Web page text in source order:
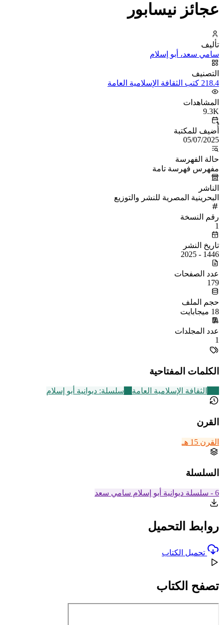
عجائز نيسابور
تأليف
سامي سعد، أبو إسلام
التصنيف
218.4 كتب الثقافة الإسلامية العامة
المشاهدات
9.3K
أُضيف للمكتبة
05/07/2025
حالة الفهرسة
مفهرس فهرسة تامة
الناشر
البحرينية المصرية للنشر والتوزيع
رقم النسخة
1
تاريخ النشر
1446 - 2025
عدد الصفحات
179
حجم الملف
18 ميجابايت
عدد المجلدات
1
الكلمات المفتاحية
الثقافة الإسلامية العامة سلسلة: ديوانية أبو إسلام
القرن
القرن 15 هـ
السلسلة
6 - سلسلة ديوانية أبو إسلام سامي سعد
روابط التحميل
تحميل الكتاب
تصفح الكتاب